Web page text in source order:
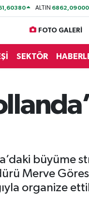
ALTIN 6862,09000
FOTO GALERİ
SEKTÖR
büyüme
Merve
organize